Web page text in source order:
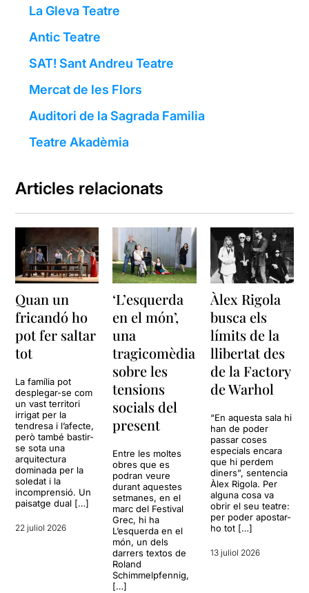
La Gleva Teatre
Antic Teatre
SAT! Sant Andreu Teatre
Mercat de les Flors
Auditori de la Sagrada Familia
Teatre Akadèmia
Articles relacionats
Quan un
fricandó ho
pot fer saltar
tot
La família pot
desplegar-se com
un vast territori
irrigat per la
tendresa i l’afecte,
però també bastir-
se sota una
arquitectura
dominada per la
soledat i la
incomprensió. Un
paisatge dual […]
22 juliol 2026
‘L’esquerda
en el món’,
una
tragicomèdia
sobre les
tensions
socials del
present
Entre les moltes
obres que es
podran veure
durant aquestes
setmanes, en el
marc del Festival
Grec, hi ha
L’esquerda en el
món, un dels
darrers textos de
Roland
Schimmelpfennig,
[…]
Àlex Rigola
busca els
límits de la
llibertat des
de la Factory
de Warhol
“En aquesta sala hi
han de poder
passar coses
especials encara
que hi perdem
diners”, sentencia
Àlex Rigola. Per
alguna cosa va
obrir el seu teatre:
per poder apostar-
ho tot […]
13 juliol 2026